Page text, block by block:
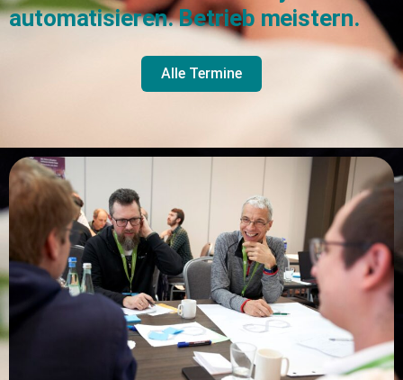
automatisieren. Betrieb meistern.
Alle Termine